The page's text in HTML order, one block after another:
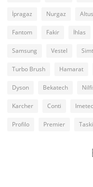
İpragaz Nurgaz Altus
Fantom Fakir İhlas
Samsung Vestel
Turbo Brush Hamarat
Dyson Bekatech
Karcher Conti Imetec
Profilo Premier Taski